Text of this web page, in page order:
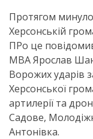
Протягом
Херсонській
ПРо це
МВА Ярослав
Ворожих ударів
Херсонської
артилерії та
Садове,
Антонівка.